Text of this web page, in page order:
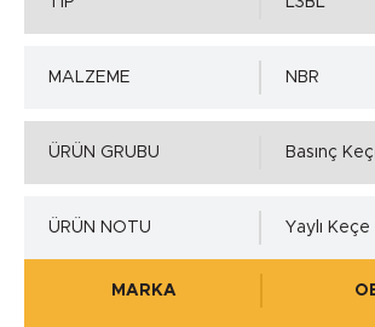
MALZEME NBR
ÜRÜN GRUBU Basınç
ÜRÜN NOTU Yaylı Keçe
MARKA